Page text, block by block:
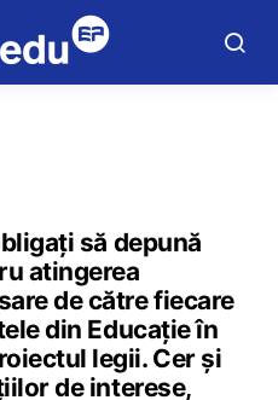
să depună
atingerea
de către fiecare
din Educație în
legii. Cer și
de interese,